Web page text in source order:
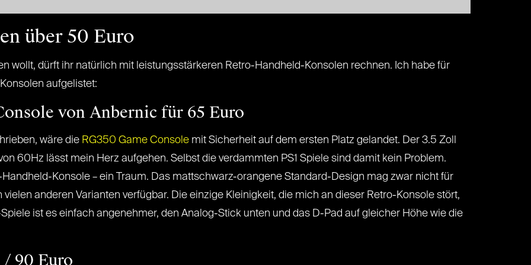
über 50 Euro
wollt, dürft ihr natürlich mit leistungsstärkeren Retro-Handheld-Konsolen rechnen. Ich habe für
aufgelistet:
von Anbernic für 65 Euro
wäre die RG350 Game Console mit Sicherheit auf dem ersten Platz gelandet. Der 3.5 Zoll
60Hz lässt mein Herz aufgehen. Selbst die verdammten PS1 Spiele sind damit kein Problem.
Konsole – ein Traum. Das mattschwarz-orangene Standard-Design mag zwar nicht für
anderen Varianten verfügbar. Die einzige Kleinigkeit, die mich an dieser Retro-Konsole stört,
ist es einfach angenehmer, den Analog-Stick unten und das D-Pad auf gleicher Höhe wie die
/ 90 Euro